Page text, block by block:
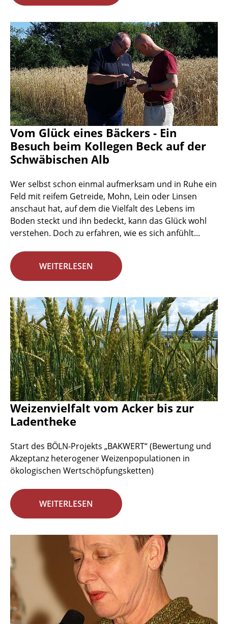
Vom Glück eines Bäckers - Ein
Besuch beim Kollegen Beck auf der
Schwäbischen Alb
Wer selbst schon einmal aufmerksam und in Ruhe ein
Feld mit reifem Getreide, Mohn, Lein oder Linsen
anschaut hat, auf dem die Vielfalt des Lebens im
Boden steckt und ihn bedeckt, kann das Glück wohl
verstehen. Doch zu erfahren, wie es sich anfühlt...
WEITERLESEN
Weizenvielfalt vom Acker bis zur
Ladentheke
Start des BÖLN-Projekts „BAKWERT“ (Bewertung und
Akzeptanz heterogener Weizenpopulationen in
ökologischen Wertschöpfungsketten)
WEITERLESEN